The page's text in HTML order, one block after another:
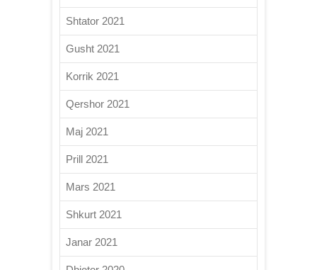
Shtator 2021
Gusht 2021
Korrik 2021
Qershor 2021
Maj 2021
Prill 2021
Mars 2021
Shkurt 2021
Janar 2021